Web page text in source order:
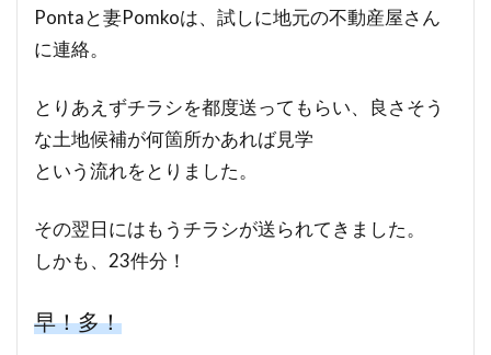
Pontaと妻Pomkoは、試しに地元の不動産屋さん
に連絡。
とりあえずチラシを都度送ってもらい、良さそう
な土地候補が何箇所かあれば見学
という流れをとりました。
その翌日にはもうチラシが送られてきました。
しかも、23件分！
早！多！